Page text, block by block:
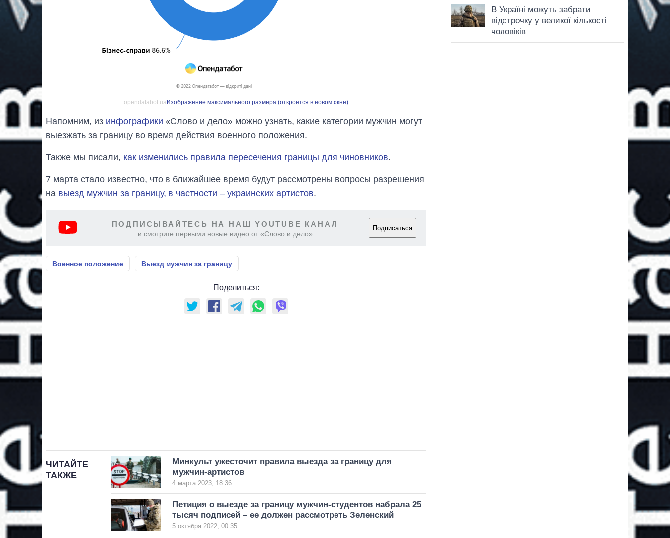
opendatabot.uaИзображение максимального размера (откроется в новом окне)
Напомним, из инфографики «Слово и дело» можно узнать, какие категории мужчин могут
выезжать за границу во время действия военного положения.
Также мы писали, как изменились правила пересечения границы для чиновников.
7 марта стало известно, что в ближайшее время будут рассмотрены вопросы разрешения
на выезд мужчин за границу, в частности – украинских артистов.
ПОДПИСЫВАЙТЕСЬ НА НАШ YOUTUBE КАНАЛ
и смотрите первыми новые видео от «Слово и дело»
Подписаться
Военное положение Выезд мужчин за границу
Поделиться:
ЧИТАЙТЕ
ТАКЖЕ
Минкульт ужесточит правила выезда за границу для
мужчин-артистов
4 марта 2023, 18:36
Петиция о выезде за границу мужчин-студентов набрала 25
тысяч подписей – ее должен рассмотреть Зеленский
5 октября 2022, 00:35